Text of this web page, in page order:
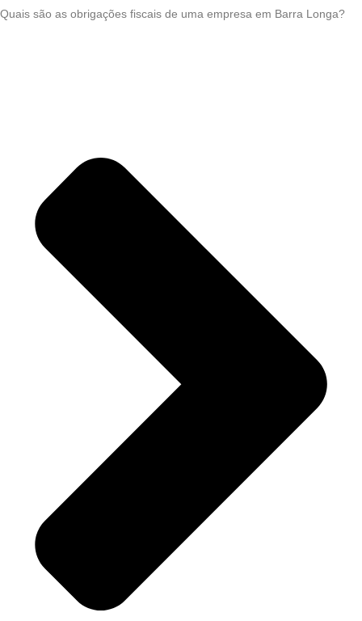
Quais são as obrigações fiscais de uma empresa em Barra Longa?